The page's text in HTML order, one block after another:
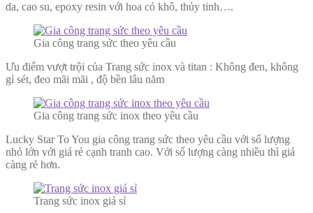
da, cao su, epoxy resin với hoa cỏ khô, thủy tinh….
Gia công trang sức theo yêu cầu
Ưu điểm vượt trội của Trang sức inox và titan : Không đen, không
gỉ sét, đeo mãi mãi , độ bền lâu năm
Gia công trang sức inox theo yêu cầu
Lucky Star To You gia công trang sức theo yêu cầu với số lượng
nhỏ lớn với giá rẻ cạnh tranh cao. Với số lượng càng nhiều thì giá
càng rẻ hơn.
Trang sức inox giá sỉ